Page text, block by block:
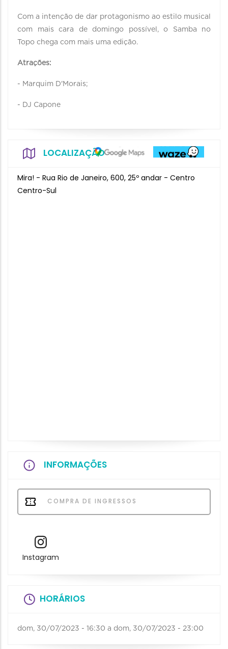
Com a intenção de dar protagonismo ao estilo musical
com mais cara de domingo possível, o Samba no
Topo chega com mais uma edição.
Atrações:
- Marquim D'Morais;
- DJ Capone
LOCALIZAÇÃO
Mira! - Rua Rio de Janeiro, 600, 25º andar - Centro
Centro-Sul
INFORMAÇÕES
COMPRA DE INGRESSOS
Instagram
HORÁRIOS
dom, 30/07/2023 - 16:30 a dom, 30/07/2023 - 23:00